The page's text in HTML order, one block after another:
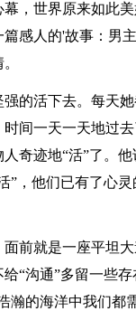
，世界原来如此
感人的'故事：男
的活下去。每天她
间一天一天地过去
奇迹地“活”了。他
”，他们已有了心
就是一座平坦大
“沟通”多留一些
瀚的海洋中我们都